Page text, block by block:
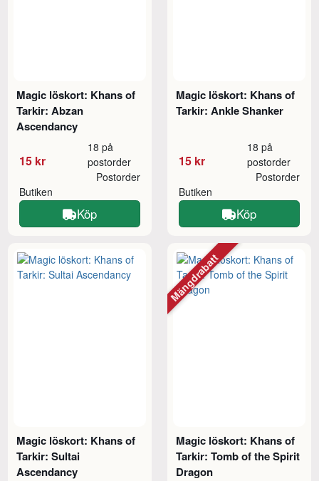
Magic löskort: Khans of
Tarkir: Abzan
Ascendancy
15 kr
18 på
postorder
Butiken
Postorder
Köp
Magic löskort: Khans of
Tarkir: Ankle Shanker
15 kr
18 på
postorder
Butiken
Postorder
Köp
Magic löskort: Khans of
Tarkir: Sultai
Ascendancy
Magic löskort: Khans of
Tarkir: Tomb of the Spirit
Dragon
Mängdrabatt